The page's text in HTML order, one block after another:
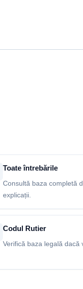
Toate întrebările
Consultă baza completă
explicații.
Codul Rutier
Verifică baza legală dacă